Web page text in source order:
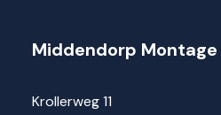
Middendorp Montage
Krollerweg 11